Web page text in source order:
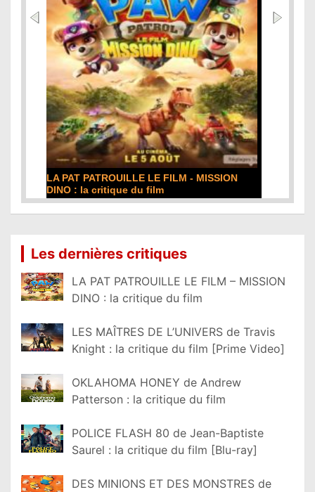
DE LA COMÉDIE-FRANÇAISE : la critique du
film
Les dernières critiques
LA PAT PATROUILLE LE FILM – MISSION
DINO : la critique du film
LES MAÎTRES DE L’UNIVERS de Travis
Knight : la critique du film [Prime Video]
OKLAHOMA HONEY de Andrew
Patterson : la critique du film
POLICE FLASH 80 de Jean-Baptiste
Saurel : la critique du film [Blu-ray]
DES MINIONS ET DES MONSTRES de